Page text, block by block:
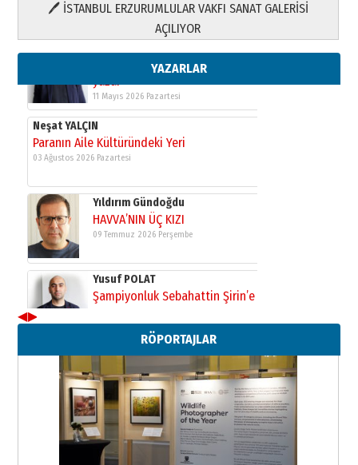
🖊 İSTANBUL ERZURUMLULAR VAKFI SANAT GALERİSİ
AÇILIYOR
YAZARLAR
Yusuf POLAT
Şampiyonluk Sebahattin Şirin’e
yazar
11 Mayıs 2026 Pazartesi
Neşat YALÇIN
Paranın Aile Kültüründeki Yeri
03 Ağustos 2026 Pazartesi
HAVVA’NIN ÜÇ KIZI
09 Temmuz 2026 Perşembe
Şampiyonluk Sebahattin Şirin’e
yazar
11 Mayıs 2026 Pazartesi
Neşat YALÇIN
Paranın Aile Kültüründeki Yeri
03 Ağustos 2026 Pazartesi
Yıldırım Gündoğdu
HAVVA’NIN ÜÇ KIZI
09 Temmuz 2026 Perşembe
◀▶
RÖPORTAJLAR